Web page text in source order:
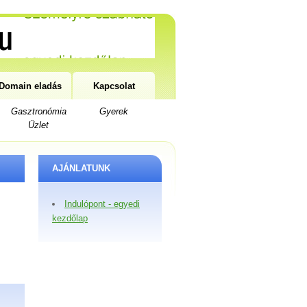
eladás Kapcsolat
Gasztronómia
Gyerek
Üzlet
AJÁNLATUNK
Indulópont - egyedi
kezdőlap